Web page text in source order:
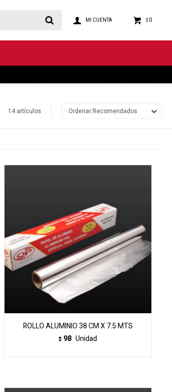
$ 0
14 artículos Recomendados
ROLLO ALUMINIO 38 CM X 7.5 MTS
$ 98 Unidad